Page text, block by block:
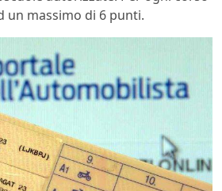
un massimo di 6 punti.